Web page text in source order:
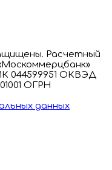
Расчетный
044599951 ОКВЭД
ОГРН
данных